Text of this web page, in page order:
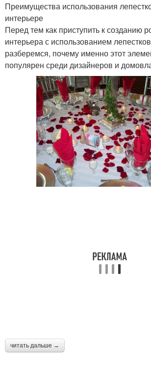
Розы из постели
Розы с общим
интерьером
Цвета вместо роз
Розы в
Розы для романтики
Розы в
Декор на кровати
Преимущества использования
интерьере
Перед тем как приступить к созданию
интерьера с использованием
разберемся, почему именно этот
популярен среди дизайнеров и
читать дальше →